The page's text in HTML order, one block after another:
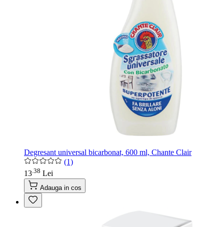
Degresant universal bicarbonat, 600 ml, Chante Clair
(1)
13.38 Lei
Adauga in cos